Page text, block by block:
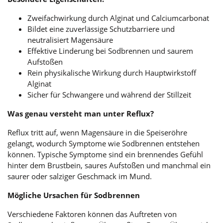
Zweifachwirkung durch Alginat und Calciumcarbonat
Bildet eine zuverlässige Schutzbarriere und
neutralisiert Magensäure
Effektive Linderung bei Sodbrennen und saurem
Aufstoßen
Rein physikalische Wirkung durch Hauptwirkstoff
Alginat
Sicher für Schwangere und während der Stillzeit
Was genau versteht man unter Reflux?
Reflux tritt auf, wenn Magensäure in die Speiseröhre
gelangt, wodurch Symptome wie Sodbrennen entstehen
können. Typische Symptome sind ein brennendes Gefühl
hinter dem Brustbein, saures Aufstoßen und manchmal ein
saurer oder salziger Geschmack im Mund.
Mögliche Ursachen für Sodbrennen
Verschiedene Faktoren können das Auftreten von